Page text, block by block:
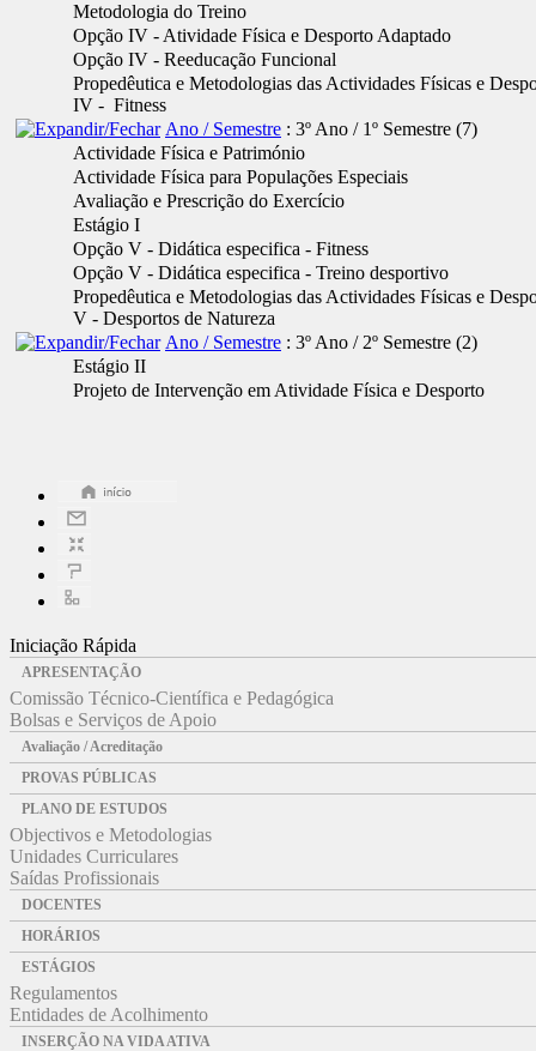
Metodologia do Treino
Opção IV - Atividade Física e Desporto Adaptado
Opção IV - Reeducação Funcional
Propedêutica e Metodologias das Actividades Físicas e
IV - Fitness
Ano / Semestre : 3º Ano / 1º Semestre ‎(7)
Actividade Física e Património
Actividade Física para Populações Especiais
Avaliação e Prescrição do Exercício
Estágio I
Opção V - Didática especifica - Fitness
Opção V - Didática especifica - Treino desportivo
Propedêutica e Metodologias das Actividades Físicas e
V - Desportos de Natureza
Ano / Semestre : 3º Ano / 2º Semestre ‎(2)
Estágio II
Projeto de Intervenção em Atividade Física e Desporto
Iniciação Rápida
APRESENTAÇÃO
Comissão Técnico-Científica e Pedagógica
Bolsas e Serviços de Apoio
Avaliação / Acreditação
PROVAS PÚBLICAS
PLANO DE ESTUDOS
Objectivos e Metodologias
Unidades Curriculares
Saídas Profissionais
DOCENTES
HORÁRIOS
ESTÁGIOS
Regulamentos
Entidades de Acolhimento
INSERÇÃO NA VIDA ATIVA